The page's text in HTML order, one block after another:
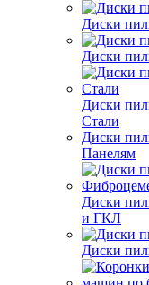
Диски
Диски
Диски
Стали
Диски
Панелям
Диски
и ГКЛ
Диски